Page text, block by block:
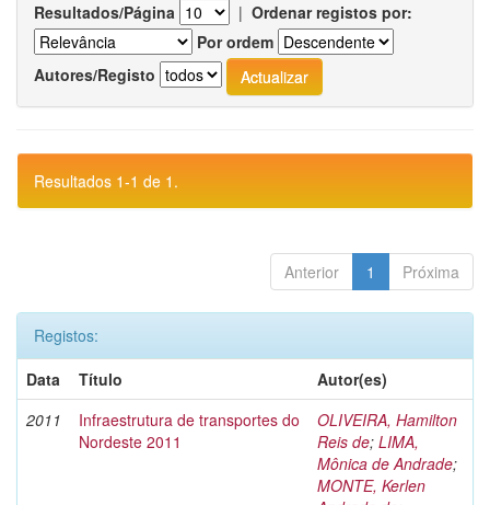
Resultados/Página | Ordenar registos por:
Por ordem
Autores/Registo
Resultados 1-1 de 1.
Anterior 1 Próxima
Registos:
Data
Título
Autor(es)
2011
Infraestrutura de transportes do
Nordeste 2011
OLIVEIRA, Hamilton
Reis de; LIMA,
Mônica de Andrade;
MONTE, Kerlen